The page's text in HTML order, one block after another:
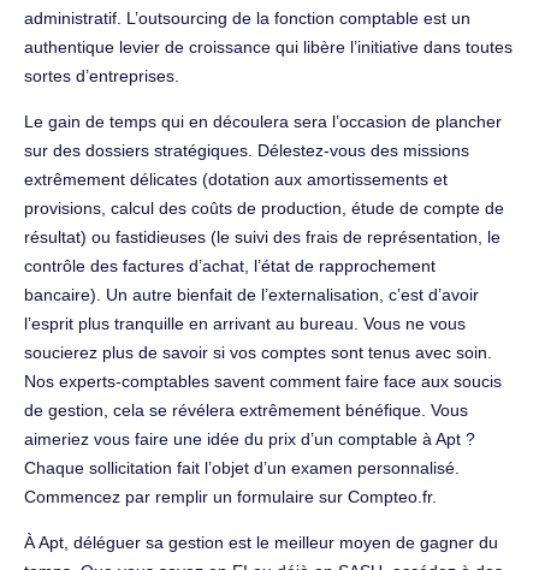
administratif. L’outsourcing de la fonction comptable est un
authentique levier de croissance qui libère l’initiative dans toutes
sortes d’entreprises.
Le gain de temps qui en découlera sera l’occasion de plancher
sur des dossiers stratégiques. Délestez-vous des missions
extrêmement délicates (dotation aux amortissements et
provisions, calcul des coûts de production, étude de compte de
résultat) ou fastidieuses (le suivi des frais de représentation, le
contrôle des factures d’achat, l’état de rapprochement
bancaire). Un autre bienfait de l’externalisation, c’est d’avoir
l’esprit plus tranquille en arrivant au bureau. Vous ne vous
soucierez plus de savoir si vos comptes sont tenus avec soin.
Nos experts-comptables savent comment faire face aux soucis
de gestion, cela se révélera extrêmement bénéfique. Vous
aimeriez vous faire une idée du prix d’un comptable à Apt ?
Chaque sollicitation fait l’objet d’un examen personnalisé.
Commencez par remplir un formulaire sur Compteo.fr.
À Apt, déléguer sa gestion est le meilleur moyen de gagner du